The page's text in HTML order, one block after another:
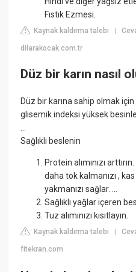
Fıstık Ezmesi.
Kaynak kaldırma talebi |
dilarakocak.com.tr
Düz bir karın nasıl
Düz bir karına sahip olmak
glisemik indeksi yüksek
...
Sağlıklı beslenin
Protein alımınızı
daha tok kalmanızı ,
yakmanızı sağlar. ...
Sağlıklı yağlar içeren
Tuz alımınızı kısıtlayın.
Kaynak kaldırma talebi |
fitekran.com